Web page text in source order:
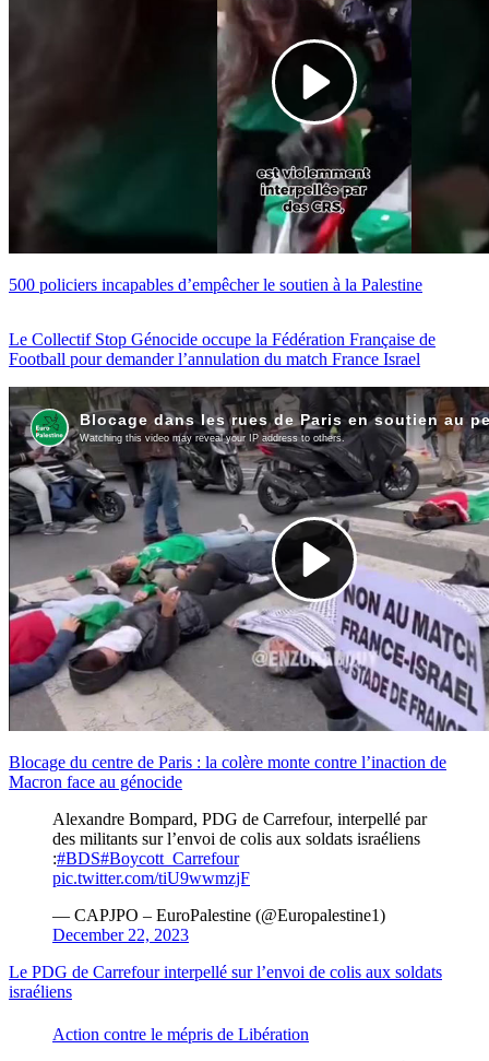
500 policiers incapables d’empêcher le soutien à la Palestine
Le Collectif Stop Génocide occupe la Fédération Française de
Football pour demander l’annulation du match France Israel
Blocage du centre de Paris : la colère monte contre l’inaction de
Macron face au génocide
Alexandre Bompard, PDG de Carrefour, interpellé par
des militants sur l’envoi de colis aux soldats israéliens
:#BDS#Boycott_Carrefour
pic.twitter.com/tiU9wwmzjF
— CAPJPO – EuroPalestine (@Europalestine1)
December 22, 2023
Le PDG de Carrefour interpellé sur l’envoi de colis aux soldats
israéliens
Action contre le mépris de Libération